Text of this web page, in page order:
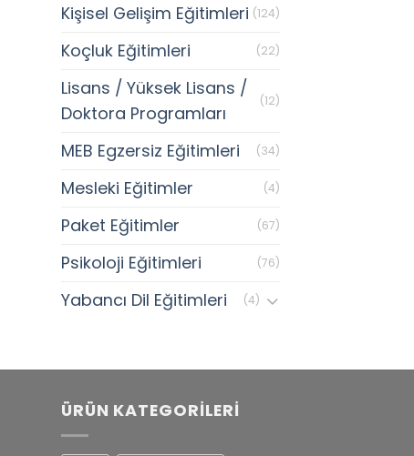
Kişisel Gelişim Eğitimleri (124)
Koçluk Eğitimleri (22)
Lisans / Yüksek Lisans /
Doktora Programları
(12)
MEB Egzersiz Eğitimleri (34)
Mesleki Eğitimler (4)
Paket Eğitimler (67)
Psikoloji Eğitimleri (76)
Yabancı Dil Eğitimleri (4)
ÜRÜN KATEGORILERI